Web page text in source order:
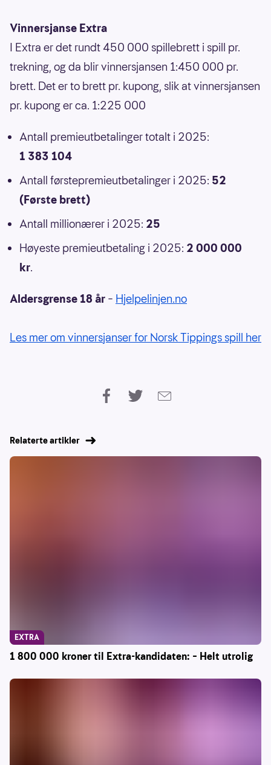
Vinnersjanse Extra
I Extra er det rundt 450 000 spillebrett i spill pr.
trekning, og da blir vinnersjansen 1:450 000 pr.
brett. Det er to brett pr. kupong, slik at vinnersjansen
pr. kupong er ca. 1:225 000
Antall premieutbetalinger totalt i 2025:
1 383 104
Antall førstepremieutbetalinger i 2025: 52
(Første brett)
Antall millionærer i 2025: 25
Høyeste premieutbetaling i 2025: 2 000 000
kr.
Aldersgrense 18 år – Hjelpelinjen.no
Les mer om vinnersjanser for Norsk Tippings spill her
Relaterte artikler
1 800 000 kroner til Extra-kandidaten: – Helt utrolig
EXTRA